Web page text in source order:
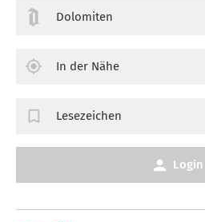
Dolomiten
In der Nähe
Lesezeichen
Login